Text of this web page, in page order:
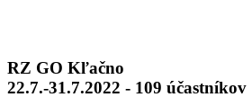
RZ GO Kľačno
22.7.-31.7.2022 - 109 účastníkov